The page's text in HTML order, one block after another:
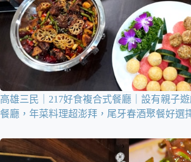
高雄三民｜217好食複合式餐廳｜設有親子
餐廳，年菜料理超澎拜，尾牙春酒聚餐好選